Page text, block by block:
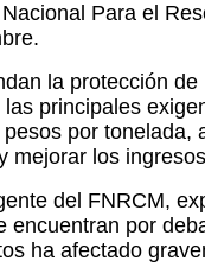
Para el
la protección
principales
por
mejorar los
del FNRCM,
por
ha afectado